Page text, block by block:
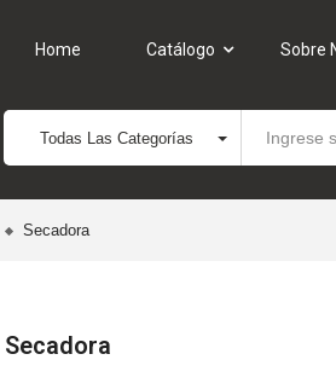
Home Catálogo Sobre
Todas Las Categorías
Secadora
Secadora